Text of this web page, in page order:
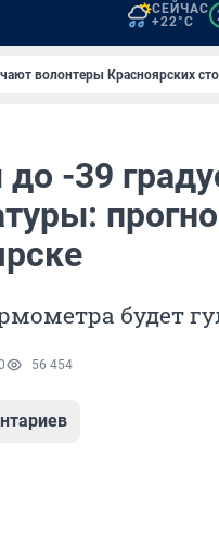
СЕЙЧАС
+22°C
волонтеры Красноярских
-39
будет
56 454